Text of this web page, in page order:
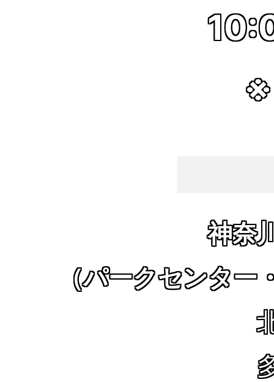
※
神奈
（パークセンタ